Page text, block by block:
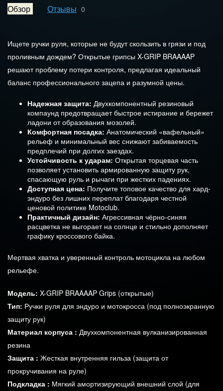
Обзор Отзывы 0
Ищете ручки руля, которые не будут скользить в грязи и под
проливным дождем? Открытые грипсы X-GRIP BRAAAAP
решают проблему потери контроля, предлагая идеальный
баланс профессионального зацепа и разумной цены.
Надежная защита: Двухкомпонентный резиновый
компаунд предотвращает быстрое истирание и бережет
ладони от образования мозолей.
Комфортная посадка: Анатомический «вафельный»
рельеф и минимальный вес снижают забиваемость
предплечий при долгих заездах.
Устойчивость к ударам: Открытая торцевая часть
позволяет установить армированную защиту рук,
спасающую руль и рычаги при жестких падениях.
Доступная цена: Получите топовое качество для хард-
эндуро без лишних переплат благодаря честной
ценовой политике Motoclub.
Практичный дизайн: Агрессивная чёрно-синяя
расцветка не выгорает на солнце и стильно дополняет
графику кроссового байка.
Мертвая хватка и уверенный контроль мотоцикла на любом
рельефе.
Модель: X-GRIP BRAAAAP Grips (открытые)
Тип: Ручки руля для эндуро и мотокросса (под полноэкранную
защиту рук)
Материал корпуса : Двухкомпонентная вулканизированная
резина
Защита : Жесткая внутренняя гильза (защита от
прокручивания на руле)
Подкладка : Мягкий амортизирующий внешний слой (для